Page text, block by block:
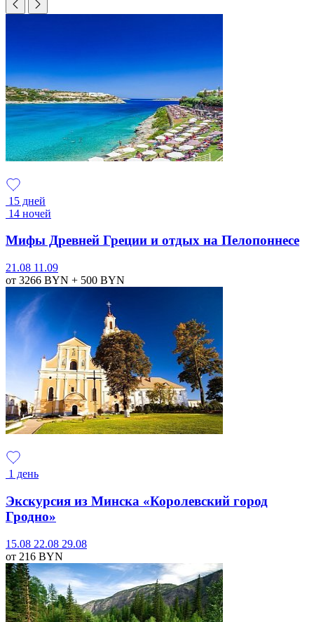
15 дней
14 ночей
Мифы Древней Греции и отдых на Пелопоннесе
21.08 11.09
от 3266 BYN + 500 BYN
1 день
Экскурсия из Минска «Королевский город
Гродно»
15.08 22.08 29.08
от 216 BYN